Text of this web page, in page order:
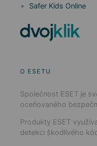
Safer Kids Online
O ESETU
Společnost ESET je
oceňovaného
Produkty ESET
detekci škodlivého